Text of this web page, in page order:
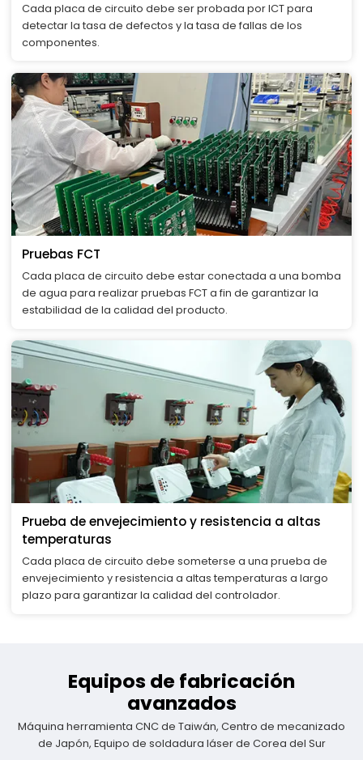
Cada placa de circuito debe ser probada por ICT para
detectar la tasa de defectos y la tasa de fallas de los
componentes.
Pruebas FCT
Cada placa de circuito debe estar conectada a una bomba
de agua para realizar pruebas FCT a fin de garantizar la
estabilidad de la calidad del producto.
Prueba de envejecimiento y resistencia a altas
temperaturas
Cada placa de circuito debe someterse a una prueba de
envejecimiento y resistencia a altas temperaturas a largo
plazo para garantizar la calidad del controlador.
Equipos de fabricación
avanzados
Máquina herramienta CNC de Taiwán, Centro de mecanizado
de Japón, Equipo de soldadura láser de Corea del Sur